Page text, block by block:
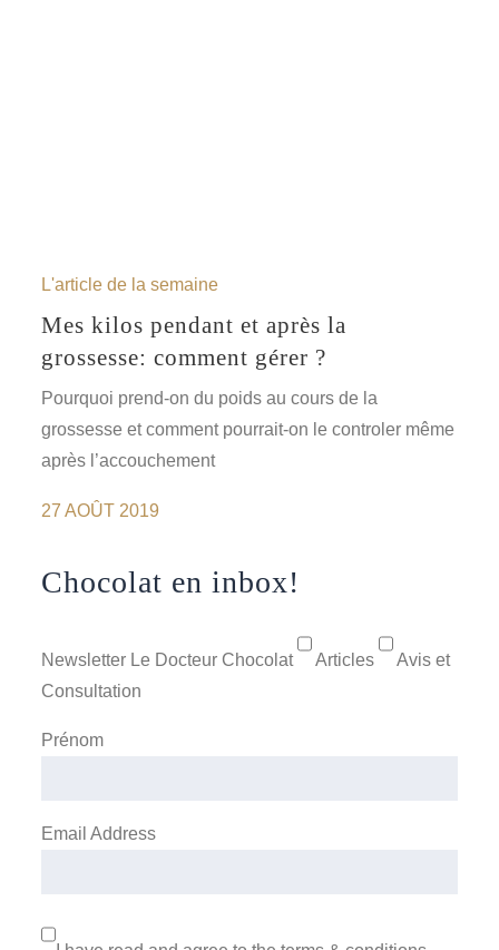
L'article de la semaine
Mes kilos pendant et après la
grossesse: comment gérer ?
Pourquoi prend-on du poids au cours de la
grossesse et comment pourrait-on le controler même
après l’accouchement
27 AOÛT 2019
Chocolat en inbox!
Newsletter Le Docteur Chocolat Articles
Avis et
Consultation
Prénom
Email Address